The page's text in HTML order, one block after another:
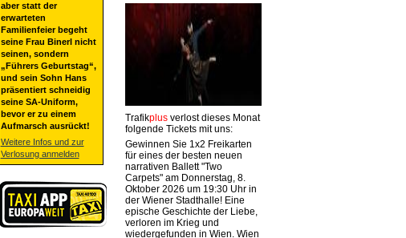
aber statt der
erwarteten
Familienfeier begeht
seine Frau Binerl nicht
seinen, sondern
„Führers Geburtstag“,
und sein Sohn Hans
präsentiert schneidig
seine SA-Uniform,
bevor er zu einem
Aufmarsch ausrückt!
Weitere Infos und zur
Verlosung anmelden
Trafikplusverlost dieses Monat
folgende Tickets mit uns:
Gewinnen Sie 1x2 Freikarten
für eines der besten neuen
narrativen Ballett "Two
Carpets" am Donnerstag, 8.
Oktober 2026 um 19:30 Uhr in
der Wiener Stadthalle! Eine
epische Geschichte der Liebe,
verloren im Krieg und
wiedergefunden in Wien. Wien